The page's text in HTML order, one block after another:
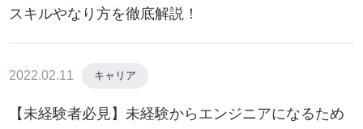
スキルやなり方を徹底解説！
2022.02.11 キャリア
【未経験者必見】未経験からエンジニアになるため